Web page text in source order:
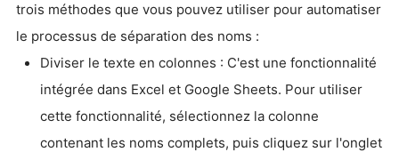
trois méthodes que vous pouvez utiliser pour automatiser
le processus de séparation des noms :
Diviser le texte en colonnes : C'est une fonctionnalité
intégrée dans Excel et Google Sheets. Pour utiliser
cette fonctionnalité, sélectionnez la colonne
contenant les noms complets, puis cliquez sur l'onglet